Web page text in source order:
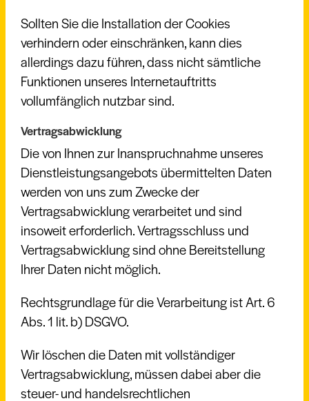
Sollten Sie die Installation der Cookies
verhindern oder einschränken, kann dies
allerdings dazu führen, dass nicht sämtliche
Funktionen unseres Internetauftritts
vollumfänglich nutzbar sind.
Vertragsabwicklung
Die von Ihnen zur Inanspruchnahme unseres
Dienstleistungsangebots übermittelten Daten
werden von uns zum Zwecke der
Vertragsabwicklung verarbeitet und sind
insoweit erforderlich. Vertragsschluss und
Vertragsabwicklung sind ohne Bereitstellung
Ihrer Daten nicht möglich.
Rechtsgrundlage für die Verarbeitung ist Art. 6
Abs. 1 lit. b) DSGVO.
Wir löschen die Daten mit vollständiger
Vertragsabwicklung, müssen dabei aber die
steuer- und handelsrechtlichen